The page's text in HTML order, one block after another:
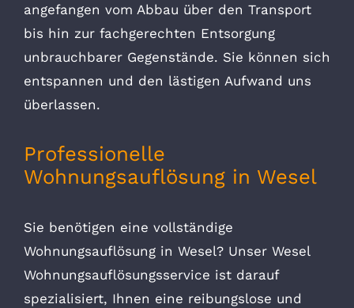
angefangen vom Abbau über den Transport
bis hin zur fachgerechten Entsorgung
unbrauchbarer Gegenstände. Sie können sich
entspannen und den lästigen Aufwand uns
überlassen.
Professionelle
Wohnungsauflösung in Wesel
Sie benötigen eine vollständige
Wohnungsauflösung in Wesel? Unser Wesel
Wohnungsauflösungsservice ist darauf
spezialisiert, Ihnen eine reibungslose und